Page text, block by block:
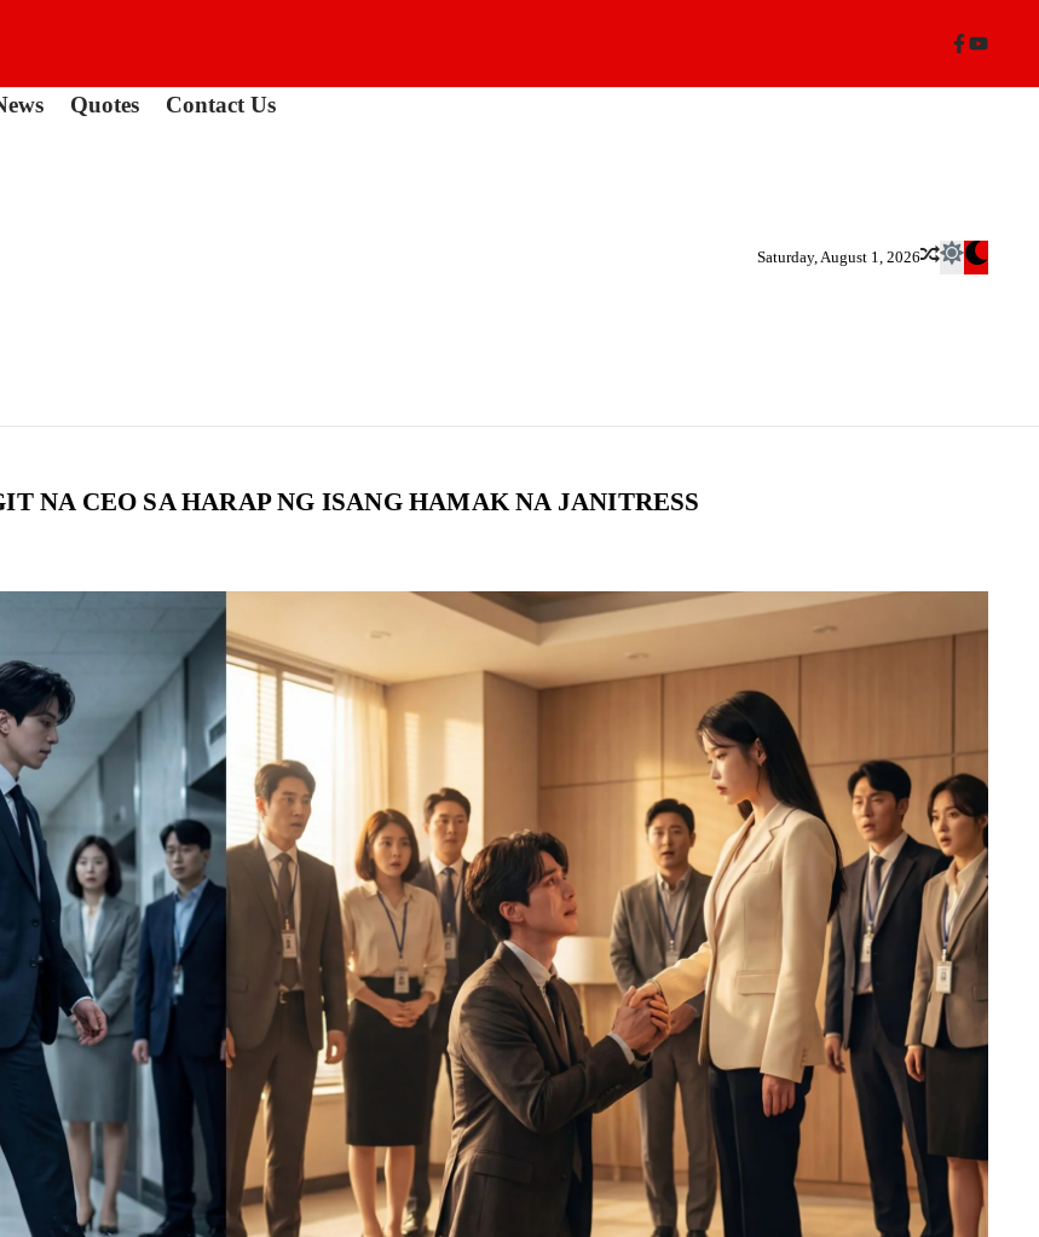
Quotes Contact Us
Saturday, August 1, 2026
NA CEO SA HARAP NG ISANG HAMAK NA JANITRESS